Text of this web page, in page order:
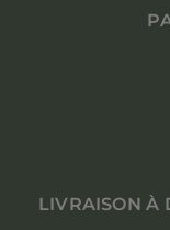
LIVRAISON À